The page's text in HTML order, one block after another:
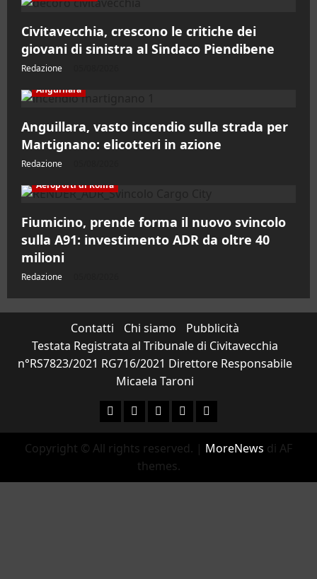
Civitavecchia, crescono le critiche dei
giovani di sinistra al Sindaco Piendibene
Redazione
Anguillara
Anguillara, vasto incendio sulla strada per
Martignano: elicotteri in azione
Redazione
Aeroporti di Roma
Fiumicino, prende forma il nuovo svincolo
sulla A91: investimento ADR da oltre 40
milioni
Redazione
Contatti Chi siamo
Pubblicità
Testata Registrata al Tribunale di Civitavecchia
n°RS7823/2021 RG716/2021 Direttore Responsabile
Micaela Taroni
FacebookInstagram
YouTubeTwitterEmail
Copyright © All rights reserved. | MoreNews di AF
themes.